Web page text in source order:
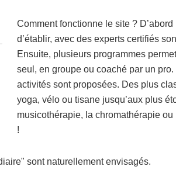
Comment fonctionne le site ?
d’établir, avec des experts certifiés
Ensuite, plusieurs programmes
seul, en groupe ou coaché par un
activités sont proposées. Des plus
yoga, vélo ou tisane jusqu’aux plus
musicothérapie, la chromathérapie
!
sont naturellement envisagés.